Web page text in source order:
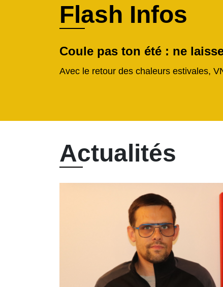
Flash Infos
Coule pas ton été : ne
Avec le retour des chaleurs estivales,
Actualités